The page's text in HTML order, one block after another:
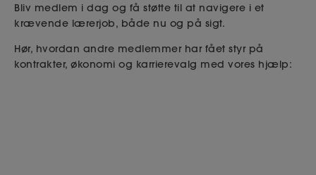
Bliv medlem i dag og få støtte til at navigere i et
krævende lærerjob, både nu og på sigt.
Hør, hvordan andre medlemmer har fået styr på
kontrakter, økonomi og karrierevalg med vores hjælp: